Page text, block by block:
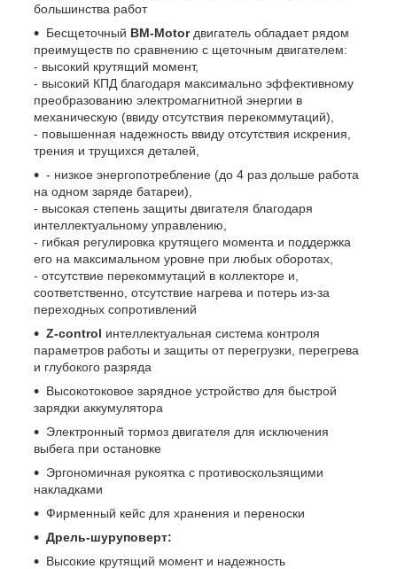
большинства работ
Бесщеточный BM-Motorдвигатель обладает рядом
преимуществ по сравнению с щеточным двигателем:
- высокий крутящий момент,
- высокий КПД благодаря максимально эффективному
преобразованию электромагнитной энергии в
механическую (ввиду отсутствия перекоммутаций),
- повышенная надежность ввиду отсутствия искрения,
трения и трущихся деталей,
- низкое энергопотребление (до 4 раз дольше работа
на одном заряде батареи),
- высокая степень защиты двигателя благодаря
интеллектуальному управлению,
- гибкая регулировка крутящего момента и поддержка
его на максимальном уровне при любых оборотах,
- отсутствие перекоммутаций в коллекторе и,
соответственно, отсутствие нагрева и потерь из-за
переходных сопротивлений
Z-control интеллектуальная система контроля
параметров работы и защиты от перегрузки, перегрева
и глубокого разряда
Высокотоковое зарядное устройство для быстрой
зарядки аккумулятора
Электронный тормоз двигателя для исключения
выбега при остановке
Эргономичная рукоятка с противоскользящими
накладками
Фирменный кейс для хранения и переноски
Дрель-шуруповерт:
Высокие крутящий момент и надежность